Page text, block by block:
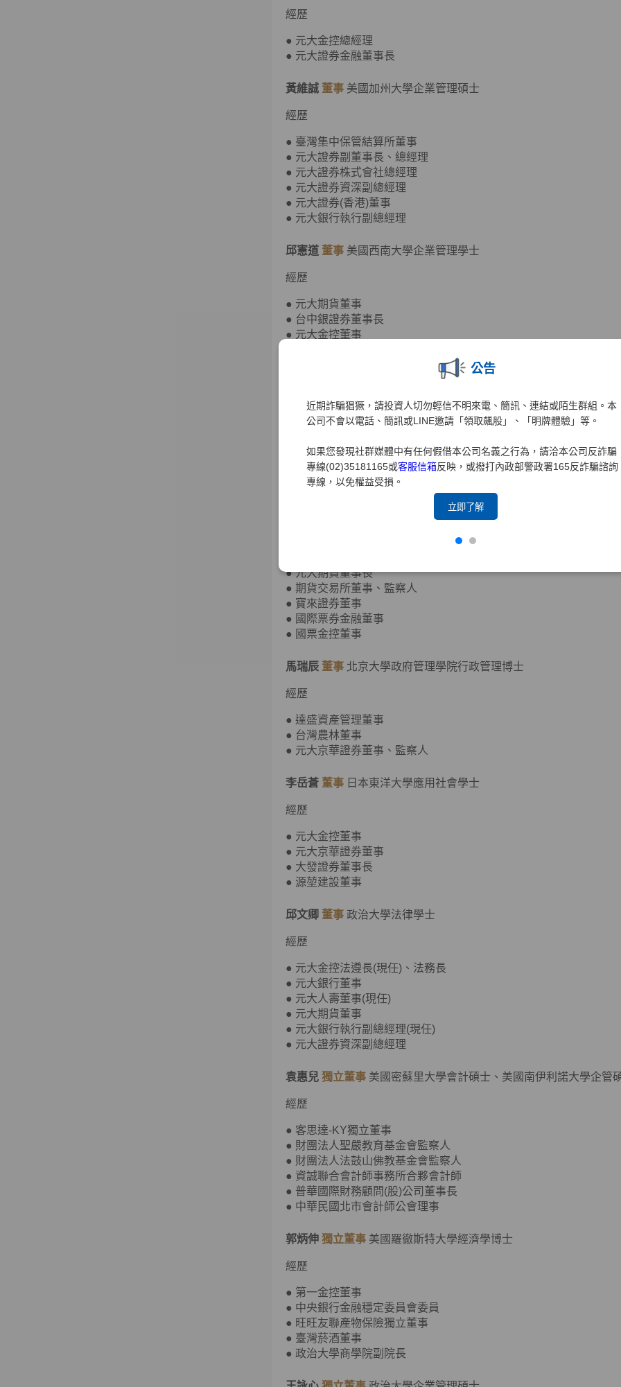
公告
近期詐騙猖獗，請投資人切勿輕信不明來電、簡訊、連結或陌生群組。本
公司不會以電話、簡訊或LINE邀請「領取飆股」、「明牌體驗」等。
如果您發現社群媒體中有任何假借本公司名義之行為，請洽本公司反詐騙
專線(02)35181165或客服信箱反映，或撥打內政部警政署165反詐騙諮詢
專線，以免權益受損。
立即了解
經歷
● 元大金控總經理
● 元大證券金融董事長
黃維誠 董事 美國加州大學企業管理碩士
經歷
● 臺灣集中保管結算所董事
● 元大證券副董事長、總經理
● 元大證券株式會社總經理
● 元大證券資深副總經理
● 元大證券(香港)董事
● 元大銀行執行副總經理
邱憲道 董事 美國西南大學企業管理學士
經歷
● 元大期貨董事
● 台中銀證券董事長
● 元大金控董事
● 福安保代董事長
經歷
● 證券商業同業公會第七、八屆理事長
● 元大期貨董事長
● 期貨交易所董事、監察人
● 寶來證券董事
● 國際票券金融董事
● 國票金控董事
馬瑞辰 董事 北京大學政府管理學院行政管理博士
經歷
● 達盛資產管理董事
● 台灣農林董事
● 元大京華證券董事、監察人
李岳蒼 董事 日本東洋大學應用社會學士
經歷
● 元大金控董事
● 元大京華證券董事
● 大發證券董事長
● 源堃建設董事
邱文卿 董事 政治大學法律學士
經歷
● 元大金控法遵長(現任)、法務長
● 元大銀行董事
● 元大人壽董事(現任)
● 元大期貨董事
● 元大銀行執行副總經理(現任)
● 元大證券資深副總經理
袁惠兒 獨立董事 美國密蘇里大學會計碩士、美國南伊利諾大學企管
經歷
● 客思達-KY獨立董事
● 財團法人聖嚴教育基金會監察人
● 財團法人法鼓山佛教基金會監察人
● 資誠聯合會計師事務所合夥會計師
● 普華國際財務顧問(股)公司董事長
● 中華民國北市會計師公會理事
郭炳伸 獨立董事 美國羅徹斯特大學經濟學博士
經歷
● 第一金控董事
● 中央銀行金融穩定委員會委員
● 旺旺友聯產物保險獨立董事
● 臺灣菸酒董事
● 政治大學商學院副院長